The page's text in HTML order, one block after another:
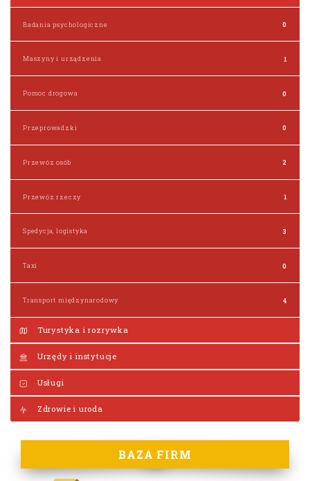
Badania psychologiczne 0
Maszyny i urządzenia 1
Pomoc drogowa 0
Przeprowadzki 0
Przewóz osób 2
Przewóz rzeczy 1
Spedycja, logistyka 3
Taxi 0
Transport międzynarodowy 4
Turystyka i rozrywka
Urzędy i instytucje
Usługi
Zdrowie i uroda
BAZA FIRM